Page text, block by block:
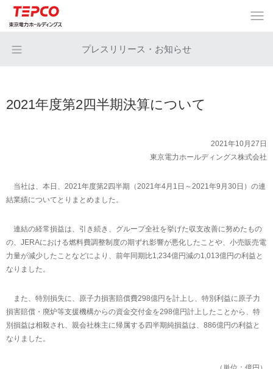
プレスリリース・お知らせ
2021年度第2四半期決算について
2021年10月27日
東京電力ホールディングス株式会社
当社は、本日、2021年度第2四半期（2021年4月1日～2021年9月30日）の連
結業績についてとりまとめました。
連結の経常損益は、引き続き、グループ全社を挙げた収支改善に努めたもの
の、JERAにおける燃料費調整制度の期ずれ影響が悪化したことや、小売販売電
力量が減少したことなどにより、前年同期比1,234億円減の1,013億円の利益と
なりました。
また、特別損失に、原子力損害賠償費298億円を計上し、特別利益に原子力
損害賠償・廃炉等支援機構からの資金交付金を298億円計上したことから、特
別損益は相殺され、親会社株主に帰属する四半期純損益は、886億円の利益と
なりました。